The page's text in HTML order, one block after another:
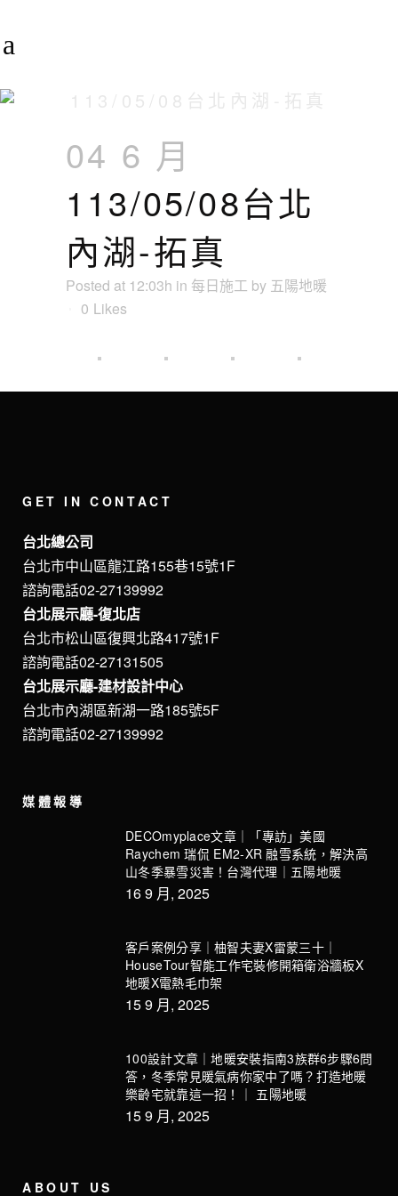
04 6 月
113/05/08台北
內湖-拓真
Posted at 12:03h in 每日施工 by 五陽地暖
0 Likes
GET IN CONTACT
台北總公司
台北市中山區龍江路155巷15號1F
諮詢電話02-27139992
台北展示廳-復北店
台北市松山區復興北路417號1F
諮詢電話02-27131505
台北展示廳-建材設計中心
台北市內湖區新湖一路185號5F
諮詢電話02-27139992
媒體報導
DECOmyplace文章｜「專訪」美國
Raychem 瑞侃 EM2-XR 融雪系統，解決高
山冬季暴雪災害！台灣代理｜五陽地暖
16 9 月, 2025
客戶案例分享｜柚智夫妻X雷蒙三十｜
HouseTour智能工作宅裝修開箱衛浴牆板X
地暖X電熱毛巾架
15 9 月, 2025
100設計文章｜地暖安裝指南3族群6步驟6問
答，冬季常見暖氣病你家中了嗎？打造地暖
樂齡宅就靠這一招！｜ 五陽地暖
15 9 月, 2025
ABOUT US